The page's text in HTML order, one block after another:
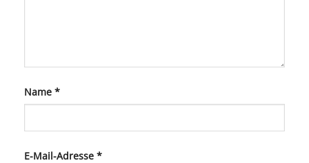
Name *
E-Mail-Adresse *